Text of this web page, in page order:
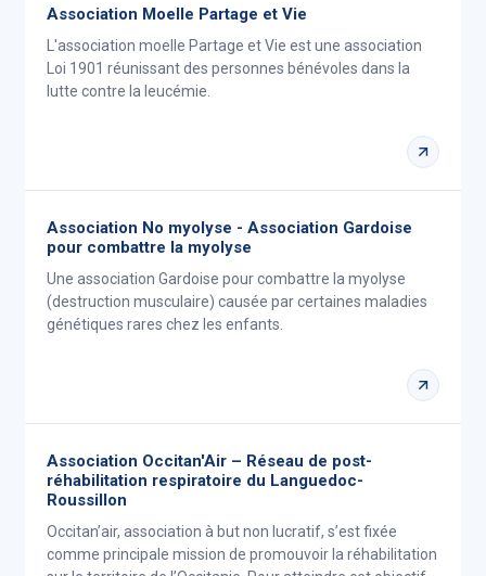
Association Moelle Partage et Vie
L'association moelle Partage et Vie est une association
Loi 1901 réunissant des personnes bénévoles dans la
lutte contre la leucémie.
Association No myolyse - Association Gardoise
pour combattre la myolyse
Une association Gardoise pour combattre la myolyse
(destruction musculaire) causée par certaines maladies
génétiques rares chez les enfants.
Association Occitan'Air – Réseau de post-
réhabilitation respiratoire du Languedoc-
Roussillon
Occitan’air, association à but non lucratif, s’est fixée
comme principale mission de promouvoir la réhabilitation